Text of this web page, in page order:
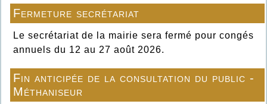
Fermeture secrétariat
Le secrétariat de la mairie sera fermé pour congés
annuels du 12 au 27 août 2026.
Fin anticipée de la consultation du public -
Méthaniseur